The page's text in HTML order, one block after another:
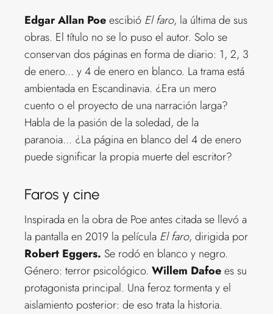
Edgar Allan Poeescibió El faro, la última de sus
obras. El título no se lo puso el autor. Solo se
conservan dos páginas en forma de diario: 1, 2, 3
de enero... y 4 de enero en blanco. La trama está
ambientada en Escandinavia. ¿Era un mero
cuento o el proyecto de una narración larga?
Habla de la pasión de la soledad, de la
paranoia... ¿La página en blanco del 4 de enero
puede significar la propia muerte del escritor?
Faros y cine
Inspirada en la obra de Poe antes citada se llevó a
la pantalla en 2019 la película El faro, dirigida por
Robert Eggers. Se rodó en blanco y negro.
Género: terror psicológico. Willem Dafoees su
protagonista principal. Una feroz tormenta y el
aislamiento posterior: de eso trata la historia.